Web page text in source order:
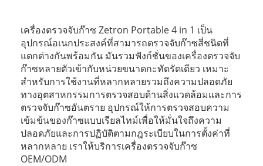
เครื่องตรวจจับก๊าซ Zetron Portable 4 in 1 เป็น
อุปกรณ์อเนกประสงค์ที่สามารถตรวจจับก๊าซสี่ชนิดที่
แตกต่างกันพร้อมกัน มันรวมฟังก์ชั่นของเครื่องตรวจจับ
ก๊าซหลายตัวเข้ากับหน่วยขนาดกะทัดรัดเดียว เหมาะ
สำหรับการใช้งานที่หลากหลายรวมถึงความปลอดภัย
ทางอุตสาหกรรมการตรวจสอบด้านสิ่งแวดล้อมและการ
ตรวจจับก๊าซอันตราย อุปกรณ์ให้การตรวจสอบความ
เข้มข้นของก๊าซแบบเรียลไทม์เพื่อให้มั่นใจถึงความ
ปลอดภัยและการปฏิบัติตามกฎระเบียบในการตั้งค่าที่
หลากหลาย เราให้บริการเครื่องตรวจจับก๊าซ
OEM/ODM